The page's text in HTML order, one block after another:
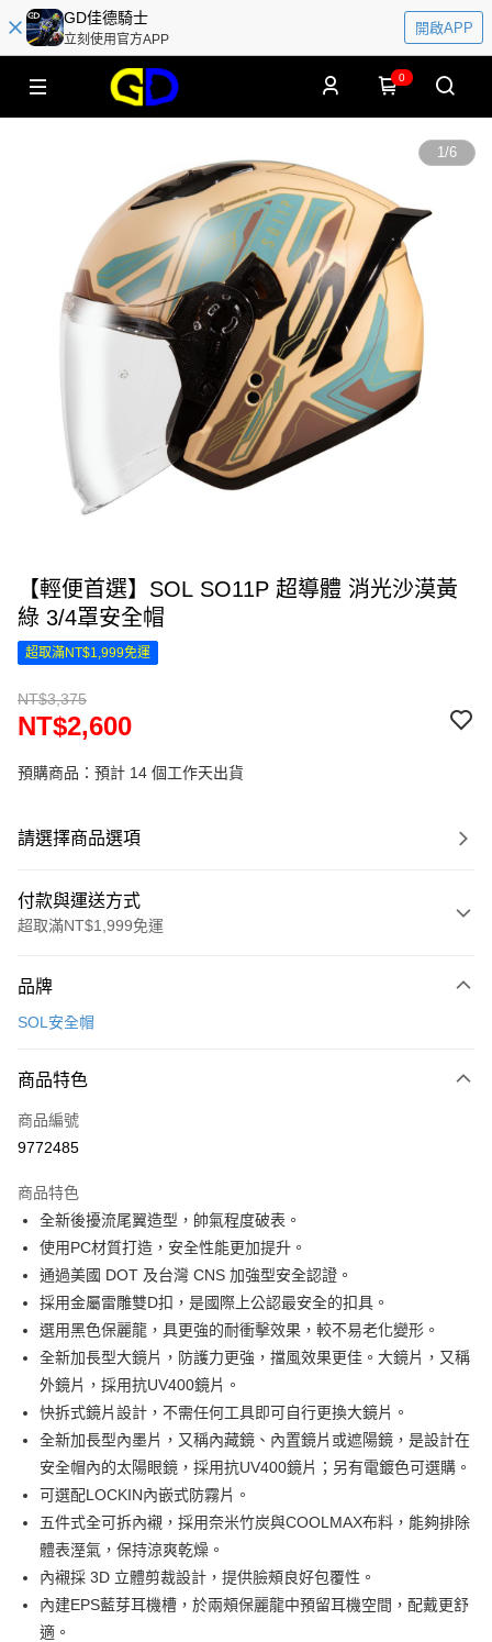
GD佳德騎士
立刻使用官方APP
開啟APP
0
1/6
【輕便首選】SOL SO11P 超導體 消光沙漠黃
綠 3/4罩安全帽
超取滿NT$1,999免運
NT$3,375
NT$2,600
預購商品：預計 14 個工作天出貨
請選擇商品選項
付款與運送方式
超取滿NT$1,999免運
信用卡一次付款
3 期 0 利率 每期
合作金庫商業銀行
上海商業儲蓄銀行
臺灣中小企業銀行
匯豐（台灣）商業銀行
華泰商業銀行
聯邦商業銀行
遠東國際商業銀行
元大商業銀行
永豐商業銀行
玉山商業銀行
星展（台灣）商業銀行
台灣樂天信用卡公司
超商取貨付款
LINE Pay
Apple Pay
街口支付
悠遊付
Google Pay
全盈+PAY
大哥付你分期
相關說明
1.本服務由台灣大哥大提供，台灣大哥大用戶可立即使用無須另外申請。
2.付款方式選擇「大哥付你分期」，訂單成立後會自動跳轉到大哥付的交易
流程，驗證手機門號後，選擇欲分期的期數、繳款截止日，確認付款後即完
成交易。
3.實際核准額度、可分期數及費用金額請依後續交易確認頁面所載為準。
4.訂單成立30分鐘內，如未前往確認交易或遇審核未通過，訂單將自動取
法說明評估內容。
【繳款方式說明】
AFTEE先享後付
相關說明
【關於「AFTEE先享後付」】
AFTEE先享後付是「在收到商品之後才付款」的支付方式。 讓您購物簡單
便利好安心！
１．簡單：不需註冊會員、不需綁卡、不需儲值。
２．便利：只要手機號碼，簡訊認證，即可結帳。
全家取貨付款
品牌
SOL安全帽
商品特色
商品編號
9772485
商品特色
全新後擾流尾翼造型，帥氣程度破表。
使用PC材質打造，安全性能更加提升。
通過美國 DOT 及台灣 CNS 加強型安全認證。
採用金屬雷雕雙D扣，是國際上公認最安全的扣具。
選用黑色保麗龍，具更強的耐衝擊效果，較不易老化變形。
全新加長型大鏡片，防護力更強，擋風效果更佳。大鏡片，又稱
外鏡片，採用抗UV400鏡片。
快拆式鏡片設計，不需任何工具即可自行更換大鏡片。
全新加長型內墨片，又稱內藏鏡、內置鏡片或遮陽鏡，是設計在
安全帽內的太陽眼鏡，採用抗UV400鏡片；另有電鍍色可選購。
可選配LOCKIN內嵌式防霧片。
五件式全可拆內襯，採用奈米竹炭與COOLMAX布料，能夠排除
體表溼氣，保持涼爽乾燥。
內襯採 3D 立體剪裁設計，提供臉頰良好包覆性。
內建EPS藍芽耳機槽，於兩頰保麗龍中預留耳機空間，配戴更舒
適。